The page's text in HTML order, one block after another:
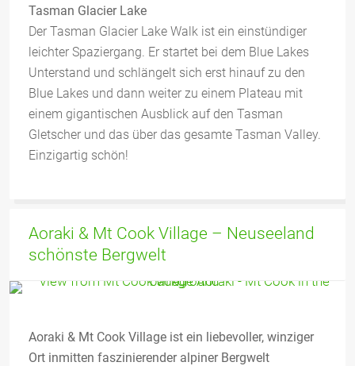
Tasman Glacier Lake
Der Tasman Glacier Lake Walk ist ein einstündiger
leichter Spaziergang. Er startet bei dem Blue Lakes
Unterstand und schlängelt sich erst hinauf zu den
Blue Lakes und dann weiter zu einem Plateau mit
einem gigantischen Ausblick auf den Tasman
Gletscher und das über das gesamte Tasman Valley.
Einzigartig schön!
Aoraki & Mt Cook Village – Neuseeland
schönste Bergwelt
Aoraki & Mt Cook Village ist ein liebevoller, winziger
Ort inmitten faszinierender alpiner Bergwelt